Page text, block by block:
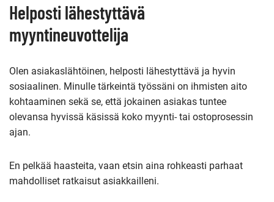
Helposti lähestyttävä
myyntineuvottelija
Olen asiakaslähtöinen, helposti lähestyttävä ja hyvin
sosiaalinen. Minulle tärkeintä työssäni on ihmisten aito
kohtaaminen sekä se, että jokainen asiakas tuntee
olevansa hyvissä käsissä koko myynti- tai ostoprosessin
ajan.
En pelkää haasteita, vaan etsin aina rohkeasti parhaat
mahdolliset ratkaisut asiakkailleni.